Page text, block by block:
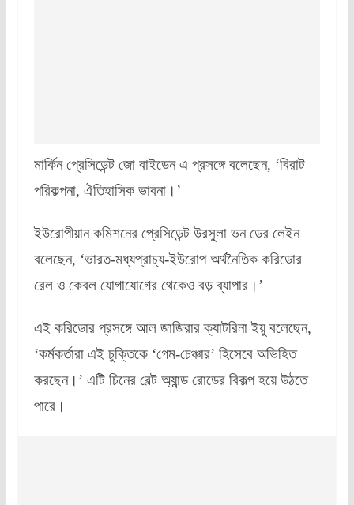
মার্কিন প্রেসিডেন্ট জো বাইডেন এ প্রসঙ্গে বলেছেন, ‘বিরাট
পরিকল্পনা, ঐতিহাসিক ভাবনা।’
ইউরোপীয়ান কমিশনের প্রেসিডেন্ট উরসুলা ভন ডের লেইন
বলেছেন, ‘ভারত-মধ্যপ্রাচ্য-ইউরোপ অর্থনৈতিক করিডোর
রেল ও কেবল যোগাযোগের থেকেও বড় ব্যাপার।’
এই করিডোর প্রসঙ্গে আল জাজিরার ক্যাটরিনা ইয়ু বলেছেন,
‘কর্মকর্তারা এই চুক্তিকে ‘গেম-চেঞ্চার’ হিসেবে অভিহিত
করছেন।’ এটি চিনের বেল্ট অ্যান্ড রোডের বিকল্প হয়েউঠতে
পারে।